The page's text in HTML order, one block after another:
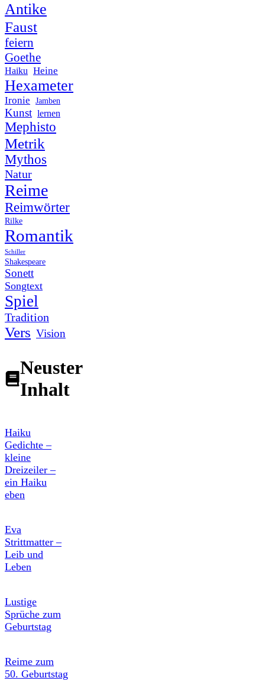
Antike
Faust
feiern
Goethe
Haiku Heine
Hexameter
Ironie Jamben
Kunst lernen
Mephisto
Metrik
Mythos
Natur
Reime
Reimwörter
Rilke
Romantik
Schiller
Shakespeare
Sonett
Songtext
Spiel
Tradition
Vers Vision
Neuster
Inhalt
Haiku
Gedichte –
kleine
Dreizeiler –
ein Haiku
eben
Eva
Strittmatter –
Leib und
Leben
Lustige
Sprüche zum
Geburtstag
Reime zum
50. Geburtstag